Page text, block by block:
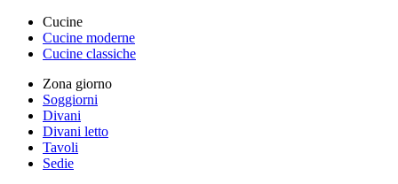
Cucine
Cucine moderne
Cucine classiche
Zona giorno
Soggiorni
Divani
Divani letto
Tavoli
Sedie